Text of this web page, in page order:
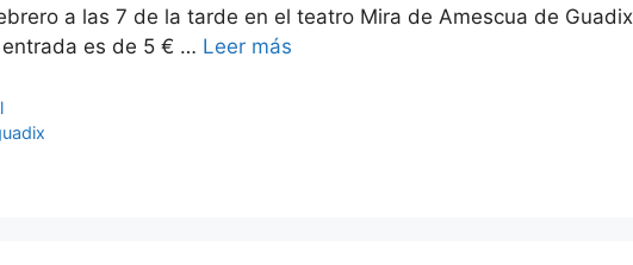
a las 7 de la tarde en el teatro Mira de Amescua de Guadix
es de 5 € … Leer más